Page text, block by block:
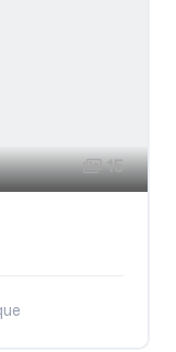
15